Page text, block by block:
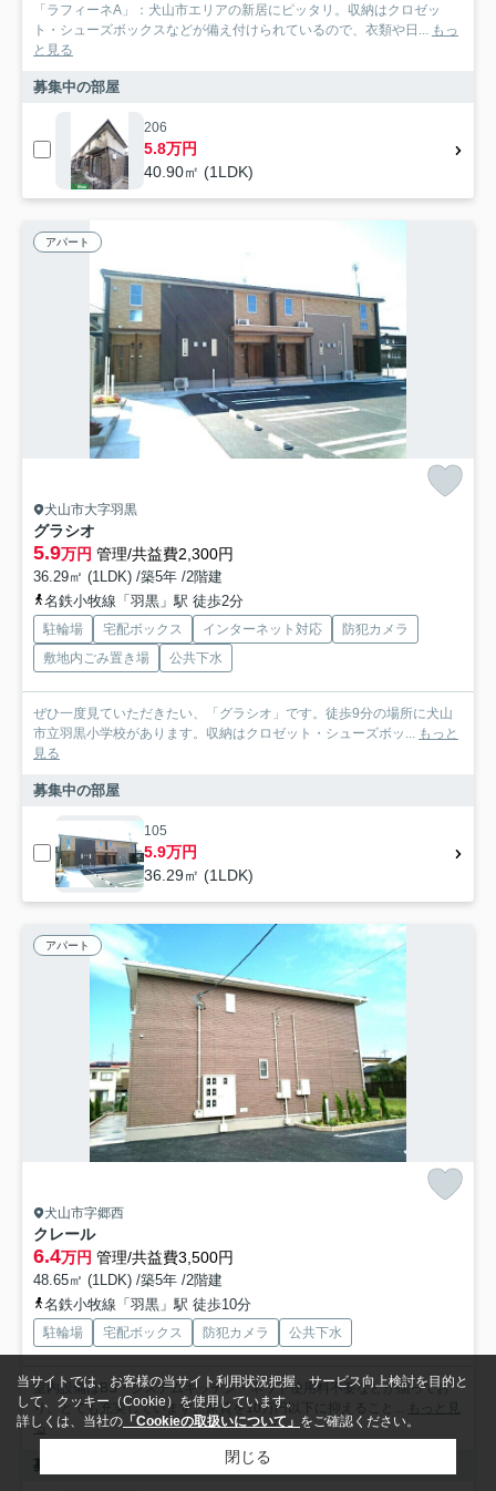
「ラフィーネA」：犬山市エリアの新居にピッタリ。収納はクロゼッ
ト・シューズボックスなどが備え付けられているので、衣類や日...
もっ
と見る
募集中の部屋
206
5.8万円
40.90㎡ (1LDK)
アパート
犬山市大字羽黒
グラシオ
5.9万円 管理/共益費2,300円
36.29㎡ (1LDK) /築5年 /2階建
名鉄小牧線「羽黒」駅 徒歩2分
駐輪場 宅配ボックス インターネット対応
防犯カメラ
敷地内ごみ置き場
公共下水
ぜひ一度見ていただきたい、「グラシオ」です。徒歩9分の場所に犬山
市立羽黒小学校があります。収納はクロゼット・シューズボッ...
もっと
見る
募集中の部屋
105
5.9万円
36.29㎡ (1LDK)
アパート
犬山市字郷西
クレール
6.4万円 管理/共益費3,500円
48.65㎡ (1LDK) /築5年 /2階建
名鉄小牧線「羽黒」駅 徒歩10分
駐輪場 宅配ボックス 防犯カメラ 公共下水
室内設備はBS・システムキッチン・ネット使用料不要などが揃ってお
り、とても充実しています。家賃を10万円以下に抑えること...
もっと見
る
募集中の部屋
当サイトでは、お客様の当サイト利用状況把握、サービス向上検討を目的と
して、クッキー（Cookie）を使用しています。
詳しくは、当社の 「Cookieの取扱いについて」 をご確認ください。
閉じる